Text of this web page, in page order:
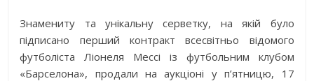
Знамениту та унікальну серветку, на якій було
підписано перший контракт всесвітньо відомого
футболіста Ліонеля Мессі із футбольним клубом
«Барселона», продали на аукціоні у п’ятницю, 17